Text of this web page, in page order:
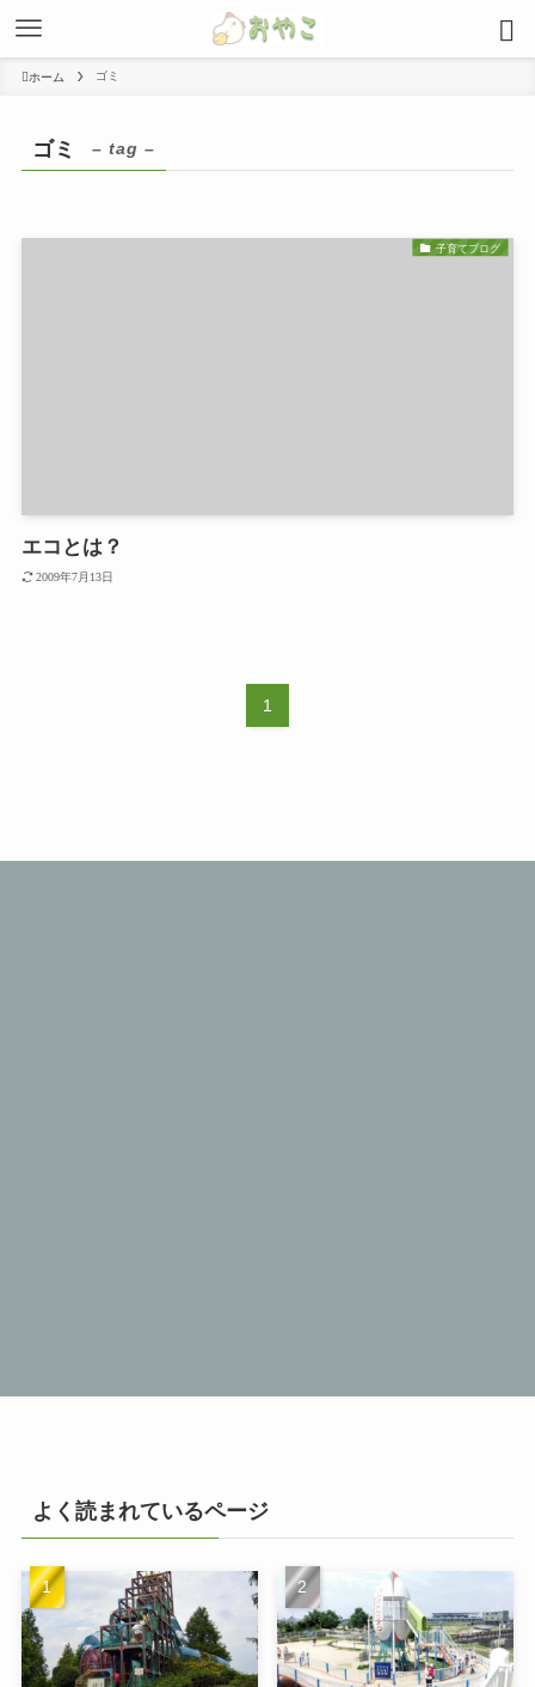
ホーム ゴミ
ゴミ – tag –
子育てブログ
エコとは？
2009年7月13日
1
よく読まれているページ